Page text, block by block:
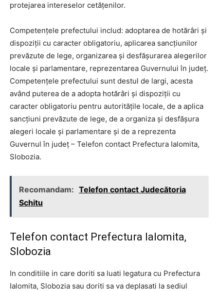
protejarea intereselor cetățenilor.
Competențele prefectului includ: adoptarea de hotărâri și
dispoziții cu caracter obligatoriu, aplicarea sancțiunilor
prevăzute de lege, organizarea și desfășurarea alegerilor
locale și parlamentare, reprezentarea Guvernului în județ.
Competențele prefectului sunt destul de largi, acesta
având puterea de a adopta hotărâri și dispoziții cu
caracter obligatoriu pentru autoritățile locale, de a aplica
sancțiuni prevăzute de lege, de a organiza și desfășura
alegeri locale și parlamentare și de a reprezenta
Guvernul în județ – Telefon contact Prefectura Ialomita,
Slobozia.
Recomandam: Telefon contact Judecătoria
Schitu
Telefon contact Prefectura Ialomita,
Slobozia
In conditiile in care doriti sa luati legatura cu Prefectura
Ialomita, Slobozia sau doriti sa va deplasati la sediul